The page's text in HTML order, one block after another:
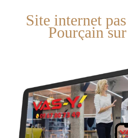
Site internet
Pourçain